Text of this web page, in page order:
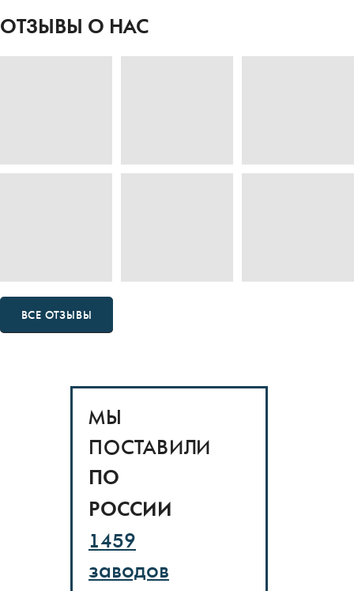
ОТЗЫВЫ О НАС
ВСЕ ОТЗЫВЫ
МЫ
ПОСТАВИЛИ
ПО
РОССИИ
1459
заводов